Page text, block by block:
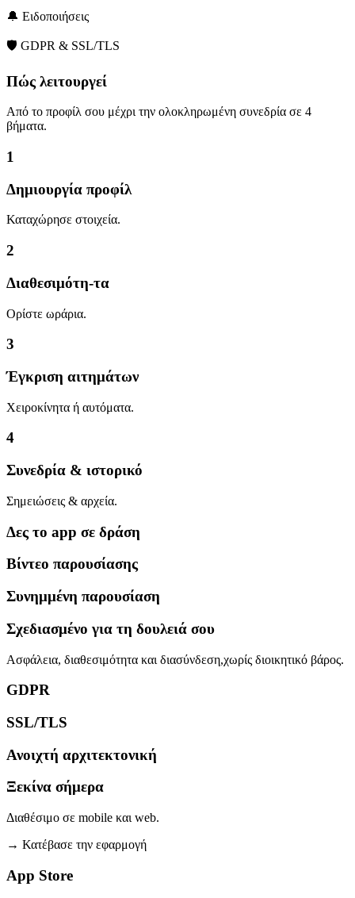
🔔 Ειδοποιήσεις
🛡️ GDPR & SSL/TLS
Πώς λειτουργεί
Από το προφίλ σου μέχρι την ολοκληρωμένη συνεδρία σε 4
βήματα.
1
Δημιουργία προφίλ
Καταχώρησε στοιχεία.
2
Διαθεσιμότη-τα
Ορίστε ωράρια.
3
Έγκριση αιτημάτων
Χειροκίνητα ή αυτόματα.
4
Συνεδρία & ιστορικό
Σημειώσεις & αρχεία.
Δες το app σε δράση
Βίντεο παρουσίασης
Συνημμένη παρουσίαση
Σχεδιασμένο για τη δουλειά σου
Ασφάλεια, διαθεσιμότητα και διασύνδεση,χωρίς διοικητικό βάρος.
GDPR
SSL/TLS
Ανοιχτή αρχιτεκτονική
Ξεκίνα σήμερα
Διαθέσιμο σε mobile και web.
→ Κατέβασε την εφαρμογή
App Store